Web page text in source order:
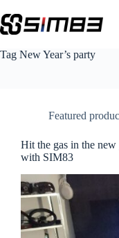
to
content
Tag New Year’s party
Featured
Hit the gas in the
with SIM83